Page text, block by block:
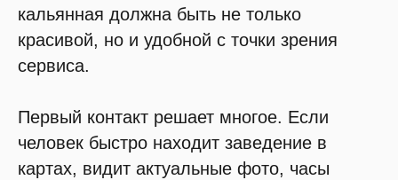
кальянная должна быть не только
красивой, но и удобной с точки зрения
сервиса.
Первый контакт решает многое. Если
человек быстро находит заведение в
картах, видит актуальные фото, часы